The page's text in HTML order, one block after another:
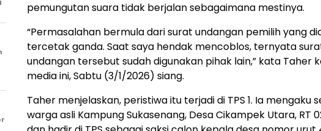
pemungutan suara tidak berjalan sebagaimana mestinya.
“Permasalahan bermula dari surat undangan pemilih yang
tercetak ganda. Saat saya hendak mencoblos, ternyata
undangan tersebut sudah digunakan pihak lain,” kata Taher
media ini, Sabtu (3/1/2026) siang.
Taher menjelaskan, peristiwa itu terjadi di TPS 1. Ia mengaku
warga asli Kampung Sukasenang, Desa Cikampek Utara, RT